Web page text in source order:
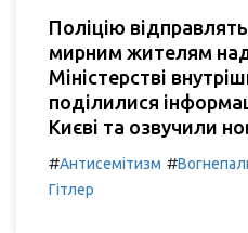
Поліцію
мирним жителям
Міністерстві
поділилися
Києві та озвучили
#Антисемітизм #
Гітлер